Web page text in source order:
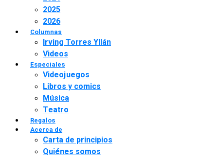
2025
2026
Columnas
Irving Torres Yllán
Videos
Especiales
Videojuegos
Libros y comics
Música
Teatro
Regalos
Acerca de
Carta de principios
Quiénes somos